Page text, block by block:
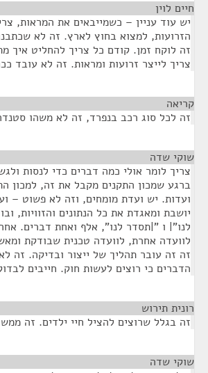
חיים לוין
יש עוד עניין – כשמייבאים את המראות,
הזרועות, למצוא בחוץ לארץ. זה לא
זה לוקח זמן. קודם כל צריך להחליט איך
צריך לייצר זרועות ומראות. זה לא עובד
קריאה
זה לכל סוג רכב בנפרד, זה לא משהו
שוקי שדה
צריך לומר אולי כמה דברים כדי לנסות
ברגע שמכון התקנים מקבל את זה, למכון
ועדות. יש ועדת מומחים, וזה לא פשוט –
יושבת ומאגדת את כל הנתונים והזוויות,
לנו"| ו "|תסדר לנו", אלף ואחת דברים.
לוועדה אחרת, לוועדה טכנית שבודקת
זה זה עובר תהליך של ייצור ובדיקה. זה
הדברים כי רוצים לעשות חוק. חייבים
רונית תירוש
זה בגלל שרוצים להציל חיי ילדים. זה
שוקי שדה